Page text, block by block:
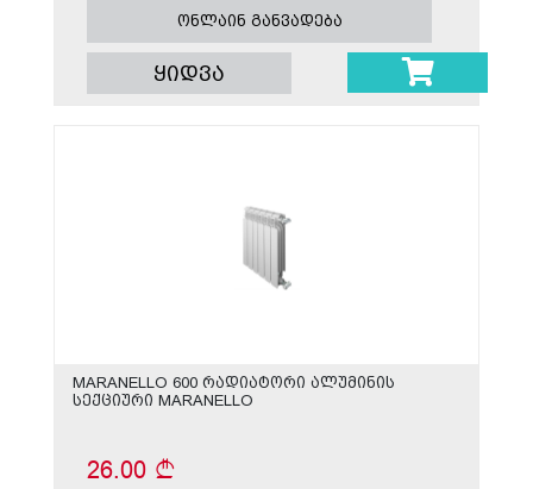
ონლაინ განვადება
ყიდვა
MARANELLO 600 რადიატორი ალუმინის
სექციური MARANELLO
26.00